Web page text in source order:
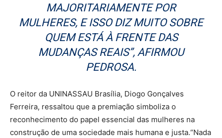
MAJORITARIAMENTE POR
MULHERES, E ISSO DIZ MUITO SOBRE
QUEM ESTÁ À FRENTE DAS
MUDANÇAS REAIS”, AFIRMOU
PEDROSA.
O reitor da UNINASSAU Brasília, Diogo Gonçalves
Ferreira, ressaltou que a premiação simboliza o
reconhecimento do papel essencial das mulheres na
construção de uma sociedade mais humana e justa.“Nada